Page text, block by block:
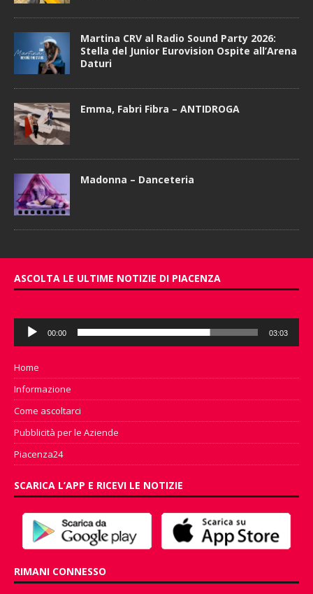
Martina CRV al Radio Sound Party 2026:
Stella del Junior Eurovision Ospite all’Arena
Daturi
Emma, Fabri Fibra – ANTIDROGA
Madonna – Danceteria
ASCOLTA LE ULTIME NOTIZIE DI PIACENZA
Audio
Player
00:00 03:03
Home
Informazione
Come ascoltarci
Pubblicità per le Aziende
Piacenza24
SCARICA L’APP E RICEVI LE NOTIZIE
RIMANI CONNESSO